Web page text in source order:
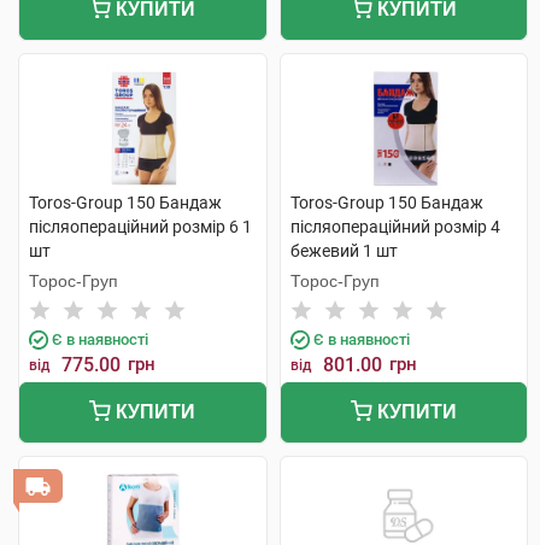
КУПИТИ КУПИТИ
Toros-Group 150 Бандаж
післяопераційний розмір 6 1
шт
Торос-Груп
Є в наявності
від 775.00 грн
КУПИТИ
Toros-Group 150 Бандаж
післяопераційний розмір 4
бежевий 1 шт
Торос-Груп
Є в наявності
від 801.00 грн
КУПИТИ